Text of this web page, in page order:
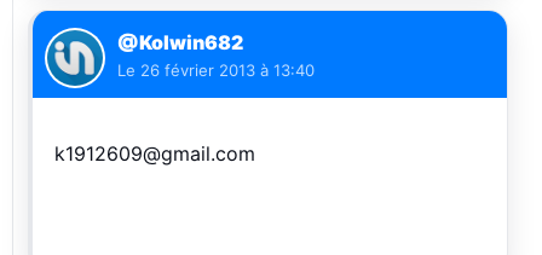
@Kolwin682
Le 26 février 2013 à 13:40
k1912609@gmail.com